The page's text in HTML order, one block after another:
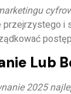
i
Lub
2025